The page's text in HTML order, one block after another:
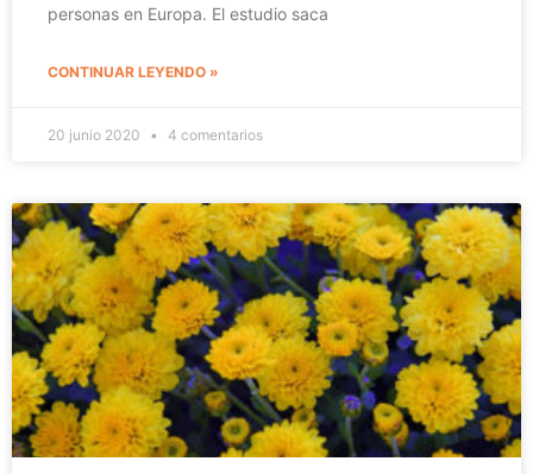
personas en Europa. El estudio saca
CONTINUAR LEYENDO »
20 junio 2020 4 comentarios